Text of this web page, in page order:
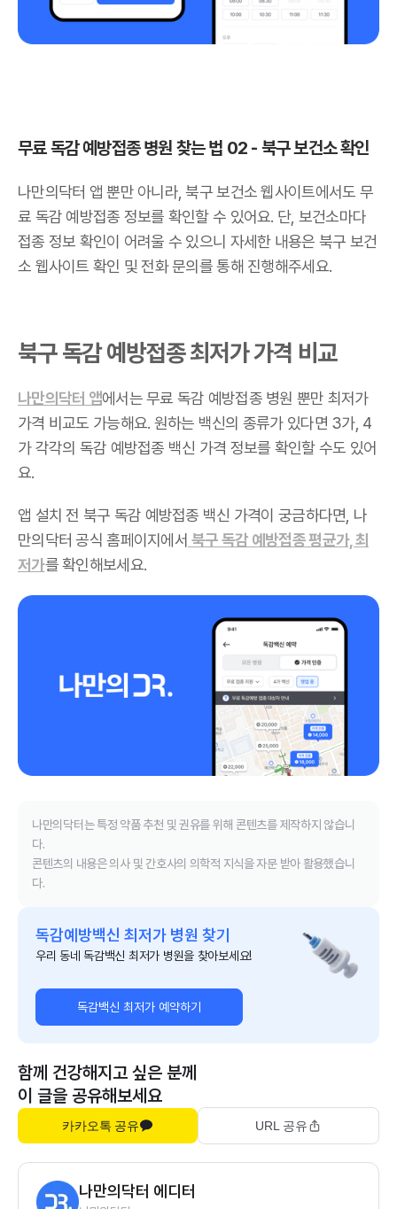
무료 독감 예방접종 병원 찾는 법 02 - 북구 보건소 확인
나만의닥터 앱 뿐만 아니라, 북구 보건소 웹사이트에서도 무
료 독감 예방접종 정보를 확인할 수 있어요. 단, 보건소마다
접종 정보 확인이 어려울 수 있으니 자세한 내용은 북구 보건
소 웹사이트 확인 및 전화 문의를 통해 진행해주세요.
북구 독감 예방접종 최저가 가격 비교
나만의닥터 앱에서는 무료 독감 예방접종 병원 뿐만 최저가
가격 비교도 가능해요. 원하는 백신의 종류가 있다면 3가, 4
가 각각의 독감 예방접종 백신 가격 정보를 확인할 수도 있어
요.
앱 설치 전 북구 독감 예방접종 백신 가격이 궁금하다면, 나
만의닥터 공식 홈페이지에서 북구 독감 예방접종 평균가, 최
저가를 확인해보세요.
나만의닥터는 특정 약품 추천 및 권유를 위해 콘텐츠를 제작하지 않습니
다.
콘텐츠의 내용은 의사 및 간호사의 의학적 지식을 자문 받아 활용했습니
다.
독감예방백신 최저가 병원 찾기
우리 동네 독감백신 최저가 병원을 찾아보세요!
독감백신 최저가 예약하기
함께 건강해지고 싶은 분께
이 글을 공유해보세요
카카오톡 공유 URL 공유
나만의닥터 에디터